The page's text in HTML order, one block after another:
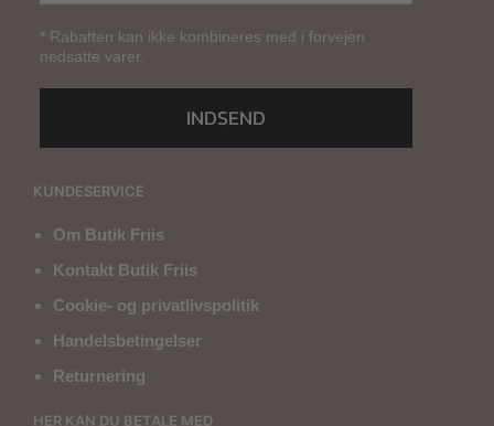
* Rabatten kan ikke kombineres med i forvejen
nedsatte varer.
INDSEND
KUNDESERVICE
Om Butik Friis
Kontakt Butik Friis
Cookie- og privatlivspolitik
Handelsbetingelser
Returnering
HER KAN DU BETALE MED